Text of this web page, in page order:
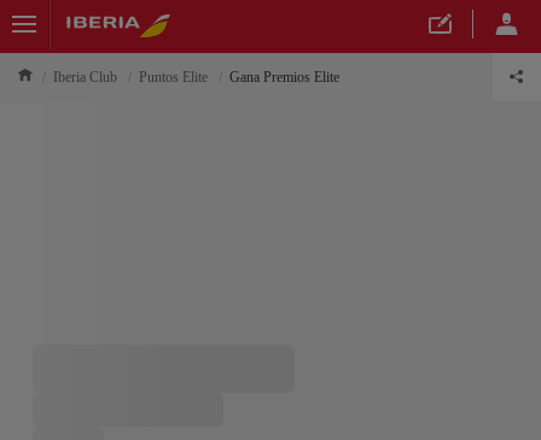
Iberia Club Puntos Elite Gana Premios Elite